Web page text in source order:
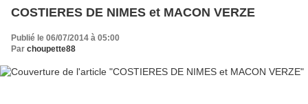
COSTIERES DE NIMES et MACON VERZE
Publié le 06/07/2014 à 05:00
Par choupette88